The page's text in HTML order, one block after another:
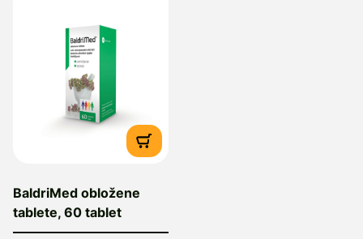
BaldriMed obložene
tablete, 60 tablet